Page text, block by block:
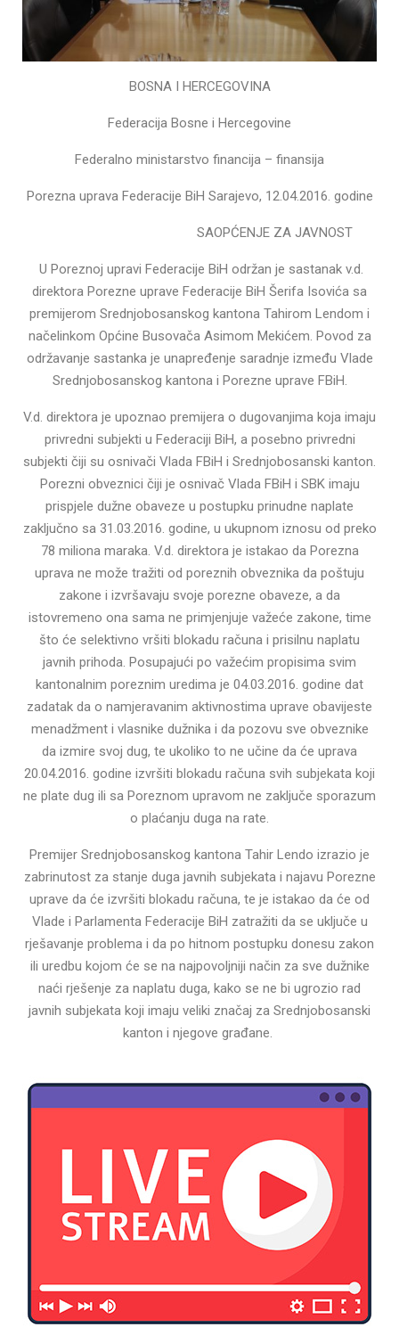
BOSNA I HERCEGOVINA
Federacija Bosne i Hercegovine
Federalno ministarstvo financija – finansija
Porezna uprava Federacije BiH Sarajevo, 12.04.2016. godine
SAOPĆENJE ZA JAVNOST
U Poreznoj upravi Federacije BiH održan je sastanak v.d.
direktora Porezne uprave Federacije BiH Šerifa Isovića sa
premijerom Srednjobosanskog kantona Tahirom Lendom i
načelinkom Općine Busovača Asimom Mekićem. Povod za
održavanje sastanka je unapređenje saradnje između Vlade
Srednjobosanskog kantona i Porezne uprave FBiH.
V.d. direktora je upoznao premijera o dugovanjima koja imaju
privredni subjekti u Federaciji BiH, a posebno privredni
subjekti čiji su osnivači Vlada FBiH i Srednjobosanski kanton.
Porezni obveznici čiji je osnivač Vlada FBiH i SBK imaju
prispjele dužne obaveze u postupku prinudne naplate
zaključno sa 31.03.2016. godine, u ukupnom iznosu od preko
78 miliona maraka. V.d. direktora je istakao da Porezna
uprava ne može tražiti od poreznih obveznika da poštuju
zakone i izvršavaju svoje porezne obaveze, a da
istovremeno ona sama ne primjenjuje važeće zakone, time
što će selektivno vršiti blokadu računa i prisilnu naplatu
javnih prihoda. Posupajući po važećim propisima svim
kantonalnim poreznim uredima je 04.03.2016. godine dat
zadatak da o namjeravanim aktivnostima uprave obavijeste
menadžment i vlasnike dužnika i da pozovu sve obveznike
da izmire svoj dug, te ukoliko to ne učine da će uprava
20.04.2016. godine izvršiti blokadu računa svih subjekata koji
ne plate dug ili sa Poreznom upravom ne zaključe sporazum
o plaćanju duga na rate.
Premijer Srednjobosanskog kantona Tahir Lendo izrazio je
zabrinutost za stanje duga javnih subjekata i najavu Porezne
uprave da će izvršiti blokadu računa, te je istakao da će od
Vlade i Parlamenta Federacije BiH zatražiti da se uključe u
rješavanje problema i da po hitnom postupku donesu zakon
ili uredbu kojom će se na najpovoljniji način za sve dužnike
naći rješenje za naplatu duga, kako se ne bi ugrozio rad
javnih subjekata koji imaju veliki značaj za Srednjobosanski
kanton i njegove građane.